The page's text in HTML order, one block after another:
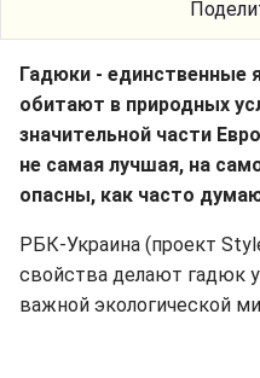
Гадюки - единственные
обитают в природных
значительной части
не самая лучшая, на
опасны, как часто
РБК-Украина (проект
свойства делают гадюк
важной экологической